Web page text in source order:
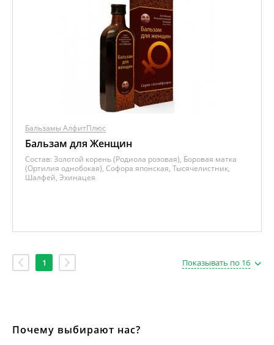
Бальзамы АлфитПлюс
Бальзам для Женщин
Состав: Золотой корень (Родиола розовая), Боровая матка
(Ортилия однобокая), Софора японская, Тысячелистник,
Шалфей, Эхинацея
1 Показывать по 16
Почему выбирают нас?